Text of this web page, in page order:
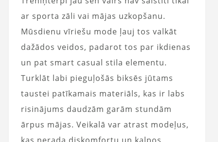
ar sporta zāli vai mājas uzkopšanu.
Mūsdienu vīriešu mode ļauj tos valkāt
dažādos veidos, padarot tos par ikdienas
un pat smart casual stila elementu.
Turklāt labi pieguļošās biksēs jūtams
taustei patīkamais materiāls, kas ir labs
risinājums daudzām garām stundām
ārpus mājas. Veikalā var atrast modeļus,